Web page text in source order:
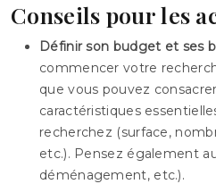
Conseils pour les
Définir son budget et ses
commencer votre
que vous pouvez
caractéristiques
recherchez (surface,
etc.). Pensez également
déménagement, etc.).